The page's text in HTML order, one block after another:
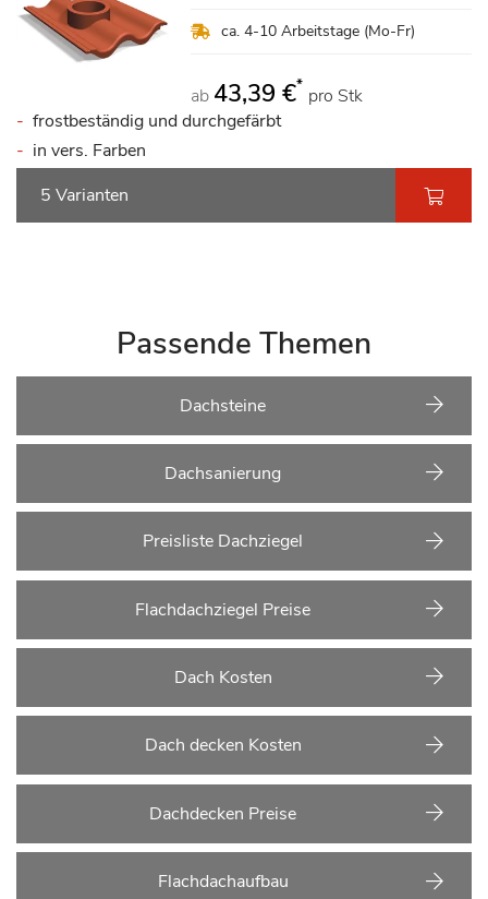
ca. 4-10 Arbeitstage (Mo-Fr)
ab 43,39 €* pro Stk
frostbeständig und durchgefärbt
in vers. Farben
5 Varianten
Passende Themen
Dachsteine
Dachsanierung
Preisliste Dachziegel
Flachdachziegel Preise
Dach Kosten
Dach decken Kosten
Dachdecken Preise
Flachdachaufbau